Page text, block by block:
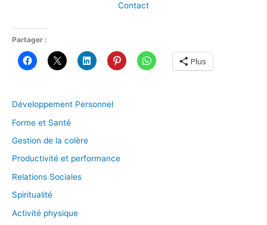
Contact
Partager :
Plus
Développement Personnel
Forme et Santé
Gestion de la colère
Productivité et performance
Relations Sociales
Spiritualité
Activité physique